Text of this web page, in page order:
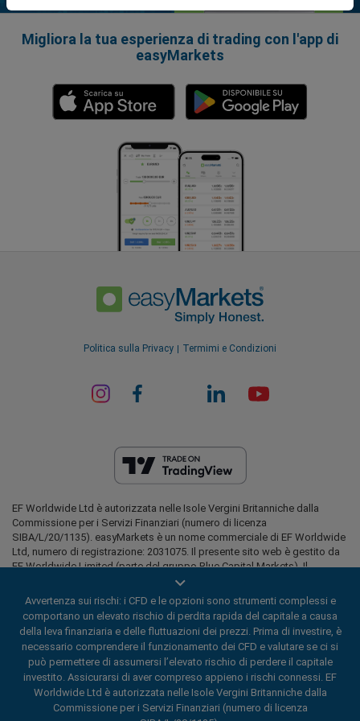
Migliora la tua esperienza di trading con l'app di
easyMarkets
Politica sulla Privacy Termimi e Condizioni
EF Worldwide Ltd è autorizzata nelle Isole Vergini Britanniche dalla
Commissione per i Servizi Finanziari (numero di licenza
SIBA/L/20/1135). easyMarkets è un nome commerciale di EF Worldwide
Ltd, numero di registrazione: 2031075. Il presente sito web è gestito da
EF Worldwide Limited (parte del gruppo Blue Capital Markets). Il
presente sito web non è destinato ai residenti in Giappone e in India.
Aree soggette a restrizioni:EF Worldwide Ltd non fornisce servizi ai
residenti di alcune regioni, quali gli Stati Uniti d'America, Israele, la
Columbia Britannica, il Manitoba, il Québec, l'Ontario, l'Afghanistan, la
Bielorussia, Cuba, l'Iran, la Libia, il Myanmar, il Nicaragua, la Corea del
Nord, Panama, la Federazione Russa, le Seychelles e il Venezuela.
easyMarkets è un marchio registrato. Copyright © 2001 - 2026. Tutti i
diritti riservati.
Avvertenza sui rischi: i CFD e le opzioni sono strumenti complessi e
comportano un elevato rischio di perdita rapida del capitale a causa
della leva finanziaria e delle fluttuazioni dei prezzi. Prima di investire, è
necessario comprendere il funzionamento dei CFD e valutare se ci si
può permettere di assumersi l’elevato rischio di perdere il capitale
investito. Assicurarsi di aver compreso appieno i rischi connessi. EF
Worldwide Ltd è autorizzata nelle Isole Vergini Britanniche dalla
Commissione per i Servizi Finanziari (numero di licenza